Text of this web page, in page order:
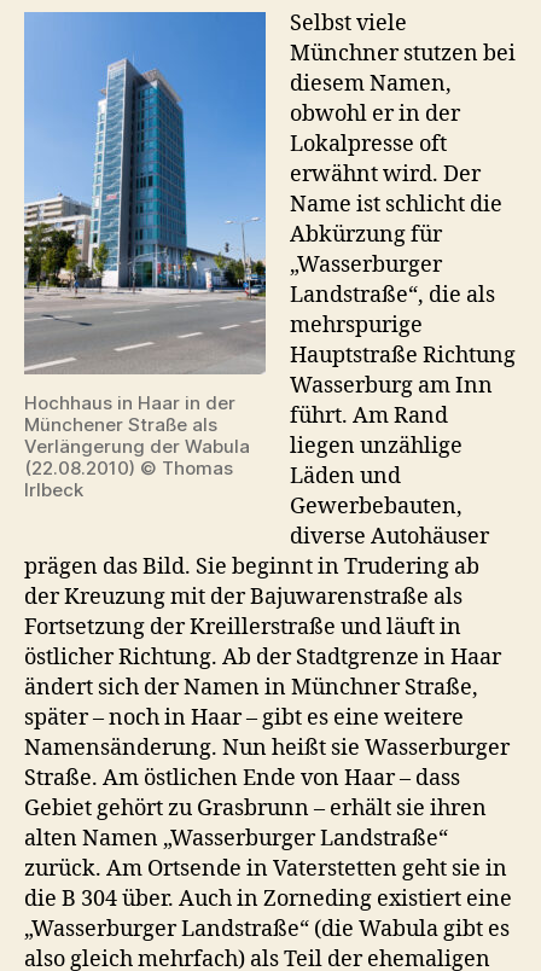
Hochhaus in Haar in der
Münchener Straße als
Verlängerung der Wabula
(22.08.2010) © Thomas
Irlbeck
Selbst viele
Münchner stutzen bei
diesem Namen,
obwohl er in der
Lokalpresse oft
erwähnt wird. Der
Name ist schlicht die
Abkürzung für
„Wasserburger
Landstraße“, die als
mehrspurige
Hauptstraße Richtung
Wasserburg am Inn
führt. Am Rand
liegen unzählige
Läden und
Gewerbebauten,
diverse Autohäuser
prägen das Bild. Sie beginnt in Trudering ab
der Kreuzung mit der Bajuwarenstraße als
Fortsetzung der Kreillerstraße und läuft in
östlicher Richtung. Ab der Stadtgrenze in Haar
ändert sich der Namen in Münchner Straße,
später – noch in Haar – gibt es eine weitere
Namensänderung. Nun heißt sie Wasserburger
Straße. Am östlichen Ende von Haar – dass
Gebiet gehört zu Grasbrunn – erhält sie ihren
alten Namen „Wasserburger Landstraße“
zurück. Am Ortsende in Vaterstetten geht sie in
die B 304 über. Auch in Zorneding existiert eine
„Wasserburger Landstraße“ (die Wabula gibt es
also gleich mehrfach) als Teil der ehemaligen